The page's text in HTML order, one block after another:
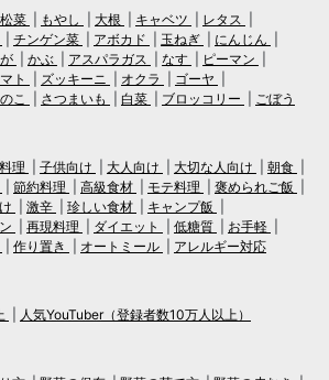
菜 もやし 大根 キャベツ
レタス
チンゲン菜 アボカド 玉ねぎ
にんじん
かぶ アスパラガス なす
ピーマン
ト ズッキーニ オクラ
ゴーヤ
こ さつまいも 白菜 ブロッコリー ごぼう
理 子供向け 大人向け 大切な人向け
朝食
節約料理 高級食材 モテ料理
褒められご飯
激辛 珍しい食材
キャンプ飯
再現料理 ダイエット 低糖質
お手軽
作り置き オートミール アレルギー対応
人気YouTuber（登録者数10万人以上）